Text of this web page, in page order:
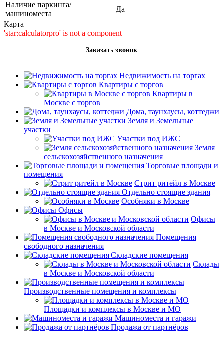
Наличие паркинга/
машиноместа
Да
Карта
'star:calculatorpro' is not a component
Заказать звонок
Недвижимость на торгах
Квартиры с торгов
Квартиры в
Москве с торгов
Дома, таунхаусы, коттеджи
Земля и Земельные
участки
Участки под ИЖС
Земля
сельскохозяйственного назначения
Торговые площади и
помещения
Стрит ритейл в Москве
Отдельно стоящие здания
Особняки в Москве
Офисы
Офисы
в Москве и Московской области
Помещения
свободного назначения
Складские помещения
Склады
в Москве и Московской области
Производственные помещения и комплексы
Площадки и комплексы в Москве и МО
Машиноместа и гаражи
Продажа от партнёров